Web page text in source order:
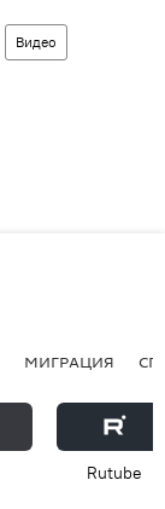
Видео
МИГРАЦИЯ
Rutube